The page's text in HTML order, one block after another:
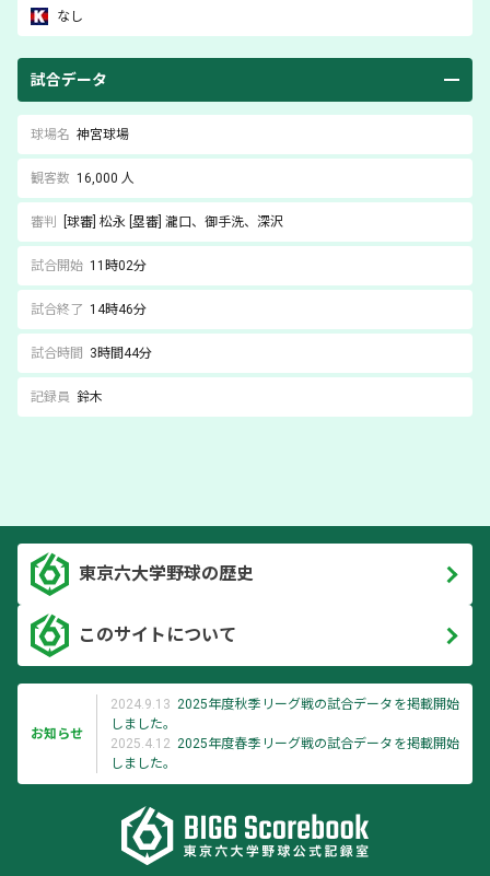
なし
試合データ
球場名 神宮球場
観客数 16,000 人
審判 [球審] 松永 [塁審] 瀧口 、御手洗、深沢
試合開始 11時02分
試合終了 14時46分
試合時間 3時間44分
記録員 鈴木
東京六大学野球の歴史
このサイトについて
お知らせ
2024.9.13 2025年度秋季リーグ戦の試合データを掲載開始
しました。
2025.4.12 2025年度春季リーグ戦の試合データを掲載開始
しました。